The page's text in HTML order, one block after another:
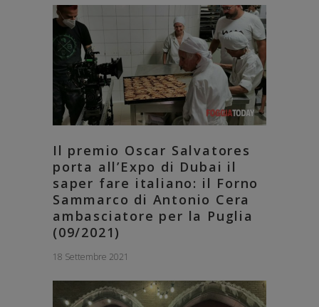
Il premio Oscar Salvatores
porta all’Expo di Dubai il
saper fare italiano: il Forno
Sammarco di Antonio Cera
ambasciatore per la Puglia
(09/2021)
18 Settembre 2021